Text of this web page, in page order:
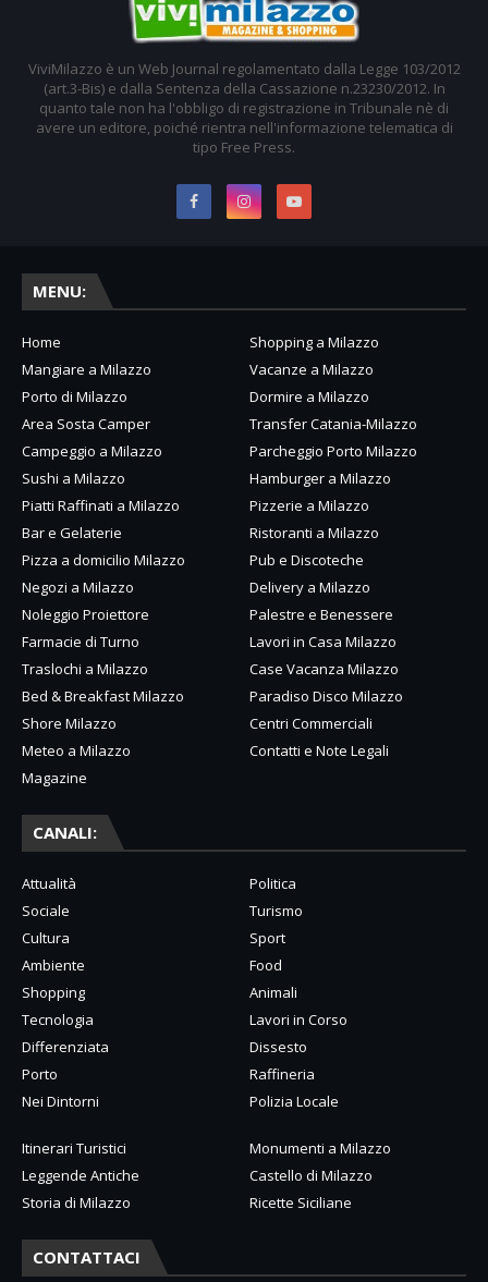
ViviMilazzo è un Web Journal regolamentato dalla Legge 103/2012
(art.3-Bis) e dalla Sentenza della Cassazione n.23230/2012. In
quanto tale non ha l'obbligo di registrazione in Tribunale nè di
avere un editore, poiché rientra nell'informazione telematica di
tipo Free Press.
MENU:
Home
Shopping a Milazzo
Mangiare a Milazzo
Vacanze a Milazzo
Porto di Milazzo
Dormire a Milazzo
Area Sosta Camper
Transfer Catania-Milazzo
Campeggio a Milazzo
Parcheggio Porto Milazzo
Sushi a Milazzo
Hamburger a Milazzo
Piatti Raffinati a Milazzo
Pizzerie a Milazzo
Bar e Gelaterie
Ristoranti a Milazzo
Pizza a domicilio Milazzo
Pub e Discoteche
Negozi a Milazzo
Delivery a Milazzo
Noleggio Proiettore
Palestre e Benessere
Farmacie di Turno
Lavori in Casa Milazzo
Traslochi a Milazzo
Case Vacanza Milazzo
Bed & Breakfast Milazzo
Paradiso Disco Milazzo
Shore Milazzo
Centri Commerciali
Meteo a Milazzo
Contatti e Note Legali
Magazine
CANALI:
Attualità
Politica
Sociale
Turismo
Cultura
Sport
Ambiente
Food
Shopping
Animali
Tecnologia
Lavori in Corso
Differenziata
Dissesto
Porto
Raffineria
Nei Dintorni
Polizia Locale
Itinerari Turistici
Monumenti a Milazzo
Leggende Antiche
Castello di Milazzo
Storia di Milazzo
Ricette Siciliane
CONTATTACI